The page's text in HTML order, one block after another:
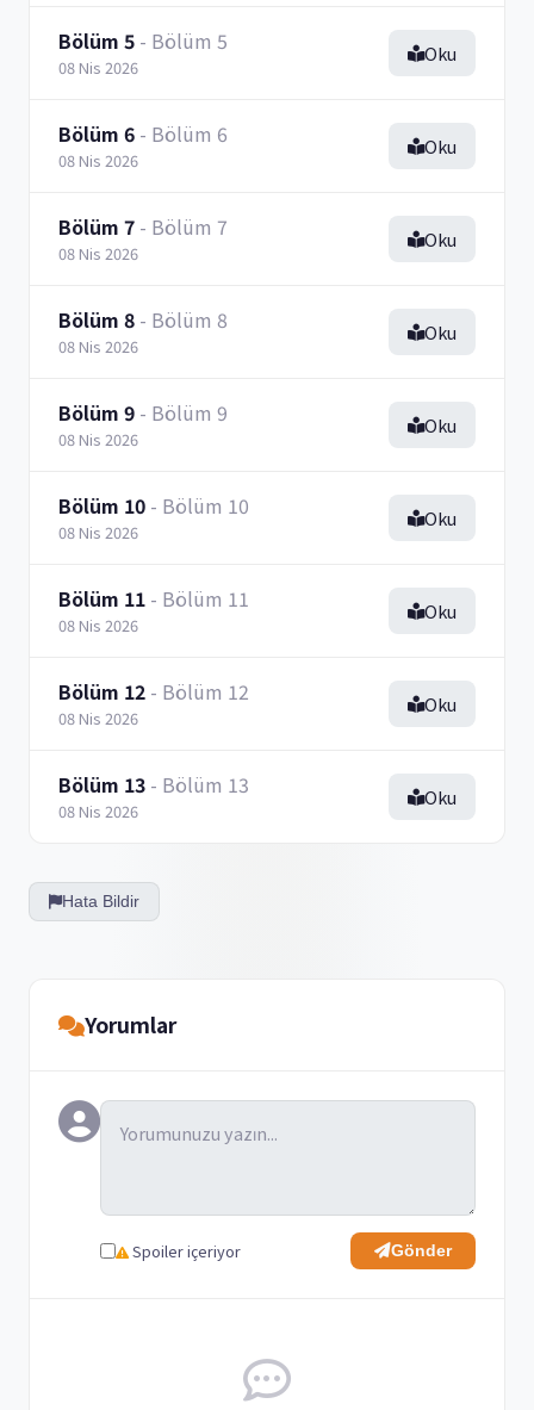
Bölüm 5 - Bölüm 5
08 Nis 2026
Oku
Bölüm 6 - Bölüm 6
08 Nis 2026
Oku
Bölüm 7 - Bölüm 7
08 Nis 2026
Oku
Bölüm 8 - Bölüm 8
08 Nis 2026
Oku
Bölüm 9 - Bölüm 9
08 Nis 2026
Oku
Bölüm 10 - Bölüm 10
08 Nis 2026
Oku
Bölüm 11 - Bölüm 11
08 Nis 2026
Oku
Bölüm 12 - Bölüm 12
08 Nis 2026
Oku
Bölüm 13 - Bölüm 13
08 Nis 2026
Oku
Hata Bildir
Yorumlar
Spoiler içeriyor Gönder